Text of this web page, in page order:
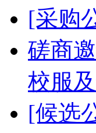
[采购
磋商
校服
[候选